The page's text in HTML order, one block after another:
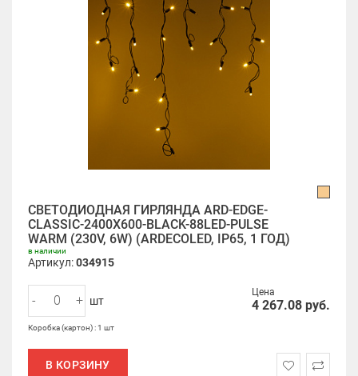
СВЕТОДИОДНАЯ ГИРЛЯНДА ARD-EDGE-
CLASSIC-2400X600-BLACK-88LED-PULSE
WARM (230V, 6W) (ARDECOLED, IP65, 1 ГОД)
в наличии
Артикул:034915
Цена
4 267.08 руб.
- + шт
Коробка (картон) : 1 шт
В КОРЗИНУ